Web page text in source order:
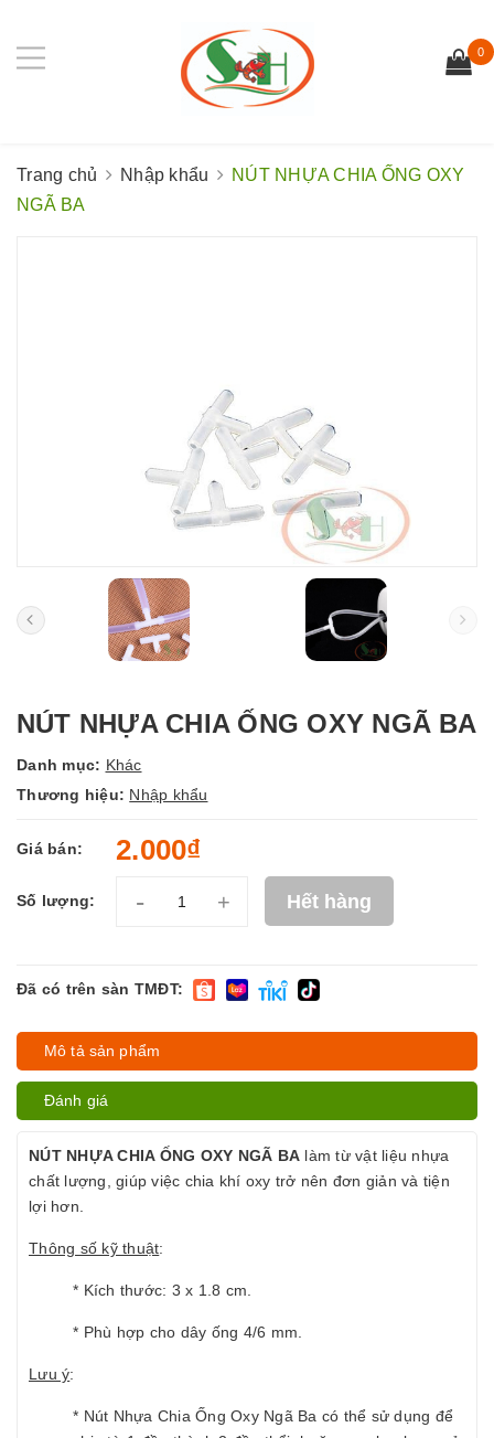
0
Trang chủ Nhập khẩu
NÚT NHỰA CHIA ỐNG OXY
NGÃ BA
NÚT NHỰA CHIA ỐNG OXY NGÃ BA
Danh mục: Khác
Thương hiệu: Nhập khẩu
Giá bán: 2.000₫
Số lượng: - + Hết hàng
Đã có trên sàn TMĐT:
Mô tả sản phẩm
Đánh giá
NÚT NHỰA CHIA ỐNG OXY NGÃ BA làm từ vật liệu nhựa
chất lượng, giúp việc chia khí oxy trở nên đơn giản và tiện
lợi hơn.
Thông số kỹ thuật:
* Kích thước: 3 x 1.8 cm.
* Phù hợp cho dây ống 4/6 mm.
Lưu ý:
* Nút Nhựa Chia Ống Oxy Ngã Ba có thể sử dụng để